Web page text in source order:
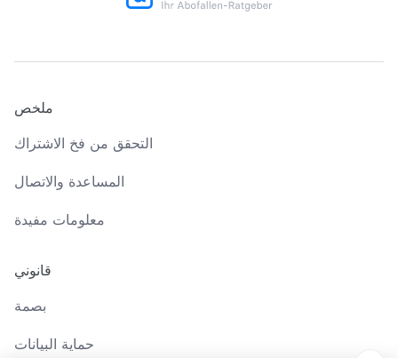
ملخص
التحقق من فخ الاشتراك
المساعدة والاتصال
معلومات مفيدة
قانوني
بصمة
حماية البيانات